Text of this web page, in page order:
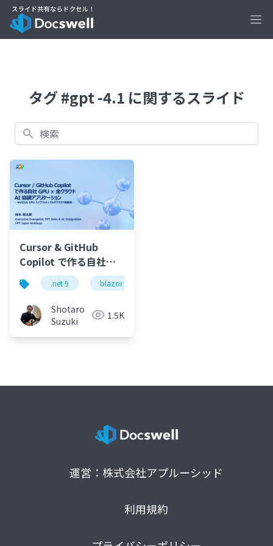
タグ #gpt -4.1 に関するスライド
検索
Cursor & GitHub
Copilot で作る自社
GPU × 全クラウドAI 協
調アプリケーション- AI
駆動開発新時代-
NVIDIA GPU ハイブリ
ッド×マルチクラウド
.net 9 blazor
Shotaro
Suzuki
1.5K
運営：株式会社アプルーシッド
利用規約